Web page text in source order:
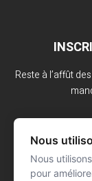
Reste à l’affût
Nous
Nous
pour